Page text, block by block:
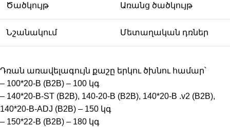
Ծածկույթ Առանց ծածկույթ
Նշանակում Մետաղական դռներ
Դռան առավելագույն քաշը երկու ծխնու համար՝
– 100*20-B (B2B) – 100 կգ
– 140*20-B-ST (B2B), 140-20-B (B2B), 140*20-B .v2 (B2B),
140*20-B-ADJ (B2B) – 150 կգ
– 150*22-B (B2B) – 180 կգ